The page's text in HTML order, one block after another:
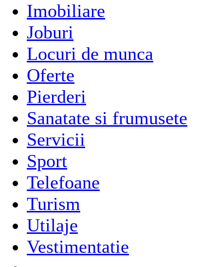
Imobiliare
Joburi
Locuri de munca
Oferte
Pierderi
Sanatate si frumusete
Servicii
Sport
Telefoane
Turism
Utilaje
Vestimentatie